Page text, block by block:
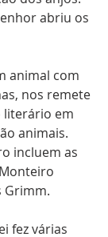
abriu os
animal com
nos remete
literário em
animais.
incluem as
Grimm.
fez várias